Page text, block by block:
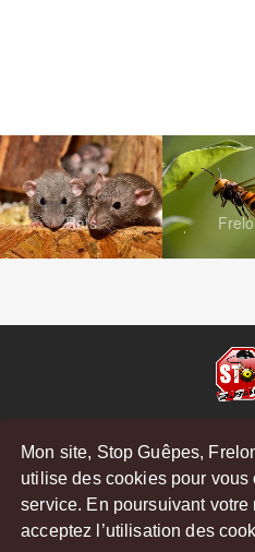
Mon site, Stop Guêpes,
utilise des cookies pour vous
service. En poursuivant votre
acceptez l’utilisation des
Rats
© Copyright 2026 Stop
Mentions
Créé par
Saint-Gaudens-Saint-